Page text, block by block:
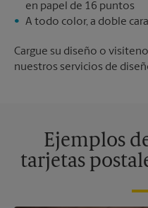
en papel de 16 puntos
A todo color, a doble cara
Cargue su diseño o
nuestros servicios de
Ejemplos
tarjetas